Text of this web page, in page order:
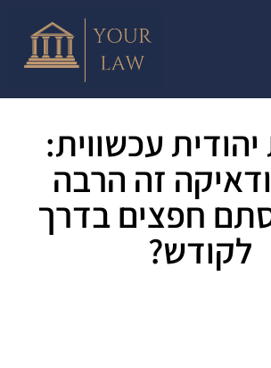
עכשווית:
זה הרבה
חפצים בדרך
לקודש?